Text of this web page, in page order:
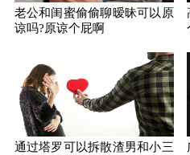
老公和闺蜜偷偷聊暧昧可以原
谅吗?原谅个屁啊
通过塔罗可以拆散渣男和小三